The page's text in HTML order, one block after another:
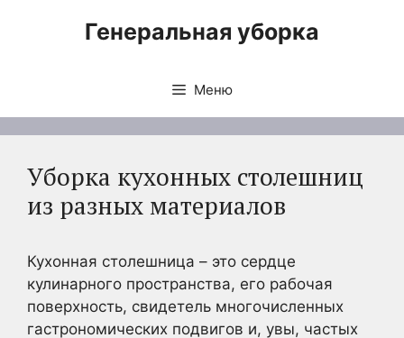
Генеральная уборка
Меню
Уборка кухонных столешниц
из разных материалов
Кухонная столешница – это сердце
кулинарного пространства, его рабочая
поверхность, свидетель многочисленных
гастрономических подвигов и, увы, частых